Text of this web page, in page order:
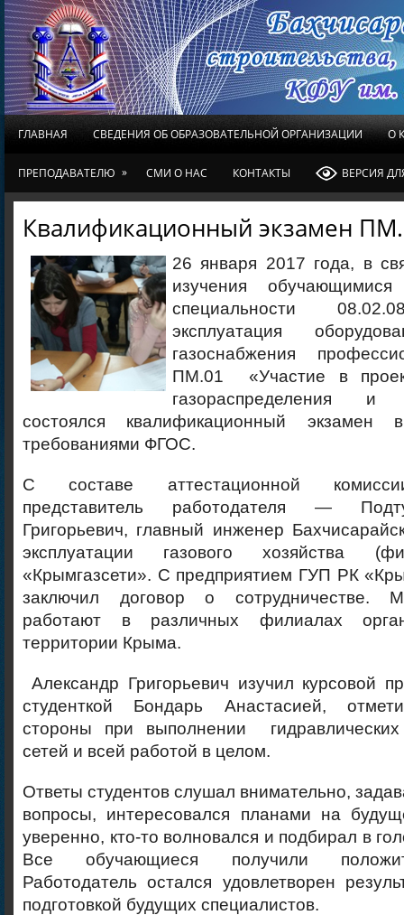
ГЛАВНАЯ СВЕДЕНИЯ ОБ ОБРАЗОВАТЕЛЬНОЙ ОРГАНИЗАЦИИ О
ПРЕПОДАВАТЕЛЮ » СМИ О НАС КОНТАКТЫ ВЕРСИЯ
Квалификационный экзамен
26 января 2017 года, в
изучения
специальности
эксплуатация
газоснабжения
ПМ.01 «Участие в
газораспределения и
состоялся квалификационный экзамен
требованиями ФГОС.
С составе аттестационной
представитель работодателя —
Григорьевич, главный инженер
эксплуатации газового хозяйства
«Крымгазсети». С предприятием ГУП РК
заключил договор о сотрудничестве.
работают в различных филиалах
территории Крыма.
Александр Григорьевич изучил курсовой
студенткой Бондарь Анастасией,
стороны при выполнении гидравлических
сетей и всей работой в целом.
Ответы студентов слушал внимательно,
вопросы, интересовался планами на
уверенно, кто-то волновался и подбирал в
Все обучающиеся получили
Работодатель остался удовлетворен
подготовкой будущих специалистов.